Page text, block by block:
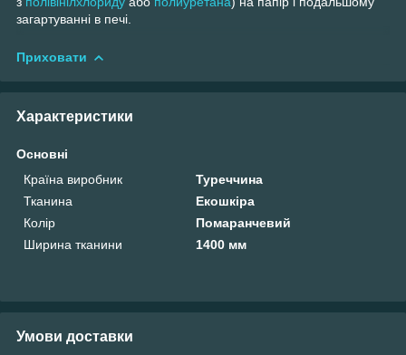
загартуванні в печі.
Приховати
Характеристики
Основні
Країна виробник
Туреччина
Тканина
Екошкіра
Колір
Помаранчевий
Ширина тканини
1400 мм
Умови доставки